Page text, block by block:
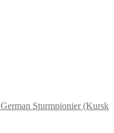
German Sturmpionier (Kursk